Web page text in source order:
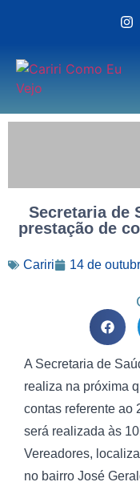
Secretaria de
prestação de
Cariri 14 de
A Secretaria de
realiza na próxima
contas referente ao
será realizada às
Vereadores,
no bairro José